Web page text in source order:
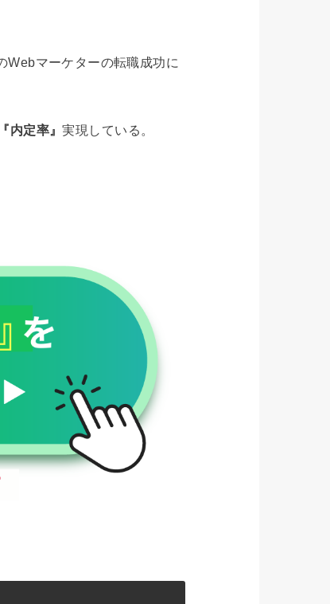
Webマーケターの転職成功に
『内定率』実現している。